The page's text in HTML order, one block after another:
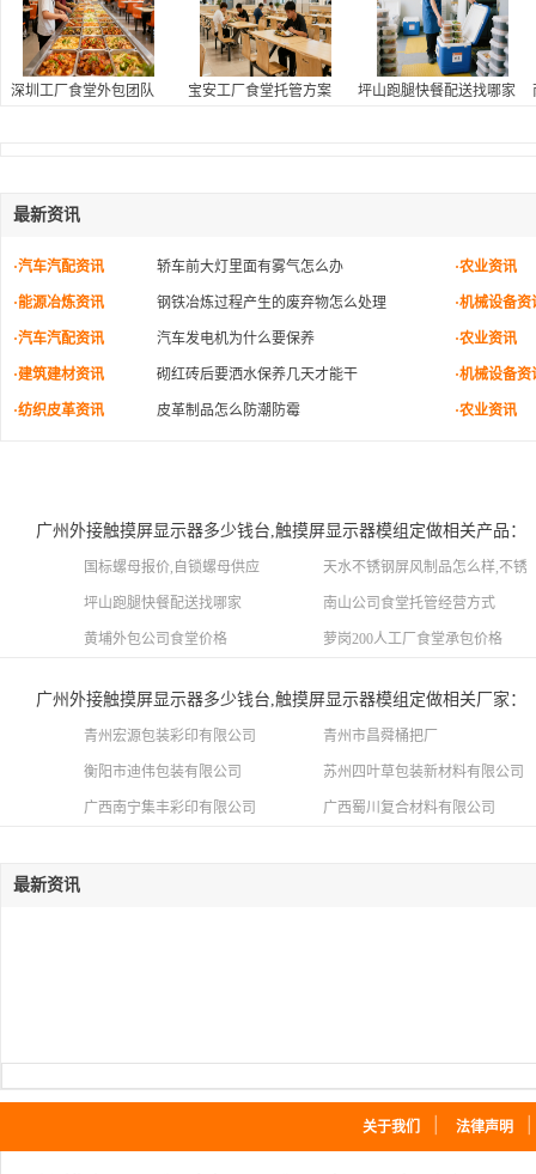
深圳工厂食堂外包团队 宝安工厂食堂托管方案 坪山跑腿快餐配送找哪家
最新资讯
·汽车汽配资讯 轿车前大灯里面有雾气怎么办 ·农业资讯
·能源冶炼资讯 钢铁冶炼过程产生的废弃物怎么处理 ·机械设备资
·汽车汽配资讯 汽车发电机为什么要保养 ·农业资讯
·建筑建材资讯 砌红砖后要洒水保养几天才能干 ·机械设备资
·纺织皮革资讯 皮革制品怎么防潮防霉 ·农业资讯
广州外接触摸屏显示器多少钱台,触摸屏显示器模组定做相关产品：
国标螺母报价,自锁螺母供应 天水不锈钢屏风制品怎么样,不锈
坪山跑腿快餐配送找哪家 南山公司食堂托管经营方式
黄埔外包公司食堂价格 萝岗200人工厂食堂承包价格
广州外接触摸屏显示器多少钱台,触摸屏显示器模组定做相关厂家：
青州宏源包装彩印有限公司 青州市昌舜桶把厂
衡阳市迪伟包装有限公司 苏州四叶草包装新材料有限公司
广西南宁集丰彩印有限公司 广西蜀川复合材料有限公司
最新资讯
关于我们 法律声明